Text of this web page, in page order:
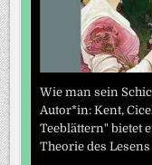
Wie man sein
Autor*in: Kent,
Teeblättern" bietet
Theorie des Lesens